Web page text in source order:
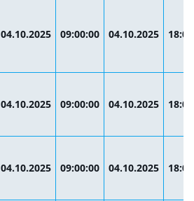
04.10.2025 09:00:00 04.10.2025
04.10.2025 09:00:00 04.10.2025
04.10.2025 09:00:00 04.10.2025